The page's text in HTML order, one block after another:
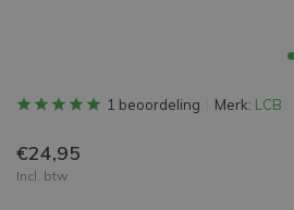
1 beoordeling Merk: LCB
€24,95
Incl. btw